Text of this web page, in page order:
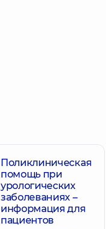
Поликлиническая
помощь при
урологических
заболеваниях –
информация для
пациентов